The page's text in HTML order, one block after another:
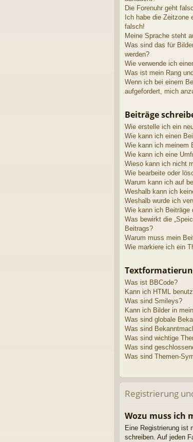
Die Forenuhr geht
Ich habe die Zeitzone
falsch!
Meine Sprache steht
Was sind das für
werden?
Wie verwende ich
Was ist mein Rang
Wenn ich bei einem
aufgefordert, mich
Beiträge
Wie erstelle ich ein
Wie kann ich einen
Wie kann ich meinem
Wie kann ich eine
Wieso kann ich nicht
Wie bearbeite oder
Warum kann ich auf
Weshalb kann ich
Weshalb wurde ich
Wie kann ich Beiträge
Was bewirkt die
Beitrags?
Warum muss mein
Wie markiere ich ein
Was ist BBCode?
Kann ich HTML
Was sind Smileys?
Kann ich Bilder in
Was sind globale
Was sind
Was sind wichtige
Was sind
Was sind Themen-
Registrierung
Wozu muss ich
Eine Registrierung ist
schreiben. Auf jeden